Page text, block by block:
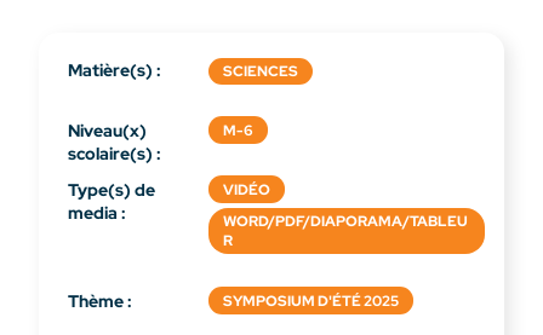
Matière(s) : SCIENCES
Niveau(x)
scolaire(s) :
M-6
Type(s) de
media :
VIDÉO
WORD/PDF/DIAPORAMA/TABLEU
R
Thème : SYMPOSIUM D'ÉTÉ 2025